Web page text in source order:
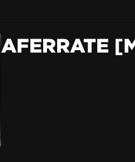
AFERRATE